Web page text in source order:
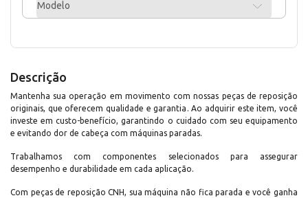
Modelo
Descrição
Mantenha sua operação em movimento com nossas peças de reposição
originais, que oferecem qualidade e garantia. Ao adquirir este item, você
investe em custo-benefício, garantindo o cuidado com seu equipamento
e evitando dor de cabeça com máquinas paradas.
Trabalhamos com componentes selecionados para assegurar
desempenho e durabilidade em cada aplicação.
Com peças de reposição CNH, sua máquina não fica parada e você ganha